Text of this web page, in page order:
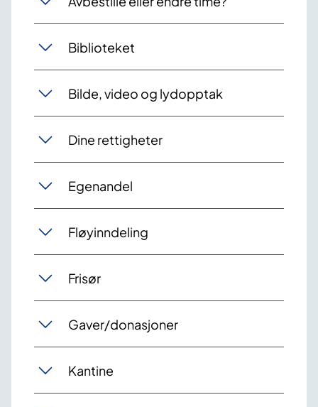
Biblioteket
Bilde, video og lydopptak
Dine rettigheter
Egenandel
Fløyinndeling
Frisør
Gaver/donasjoner
Kantine